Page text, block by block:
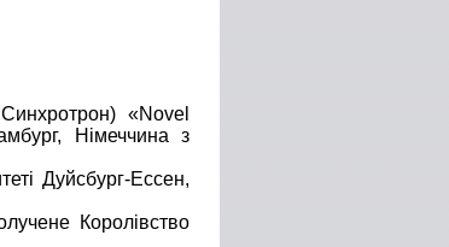
«Novel
Німеччина з
Дуйсбург-Ессен,
Королівство